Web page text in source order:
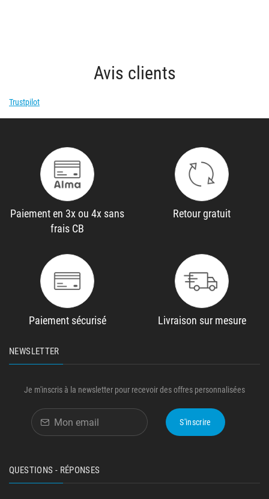
Avis clients
Trustpilot
Paiement en 3x ou 4x sans
frais CB
Retour gratuit
Paiement sécurisé Livraison sur mesure
NEWSLETTER
Je m'inscris à la newsletter pour recevoir des offres personnalisées
S'inscrire
QUESTIONS - RÉPONSES